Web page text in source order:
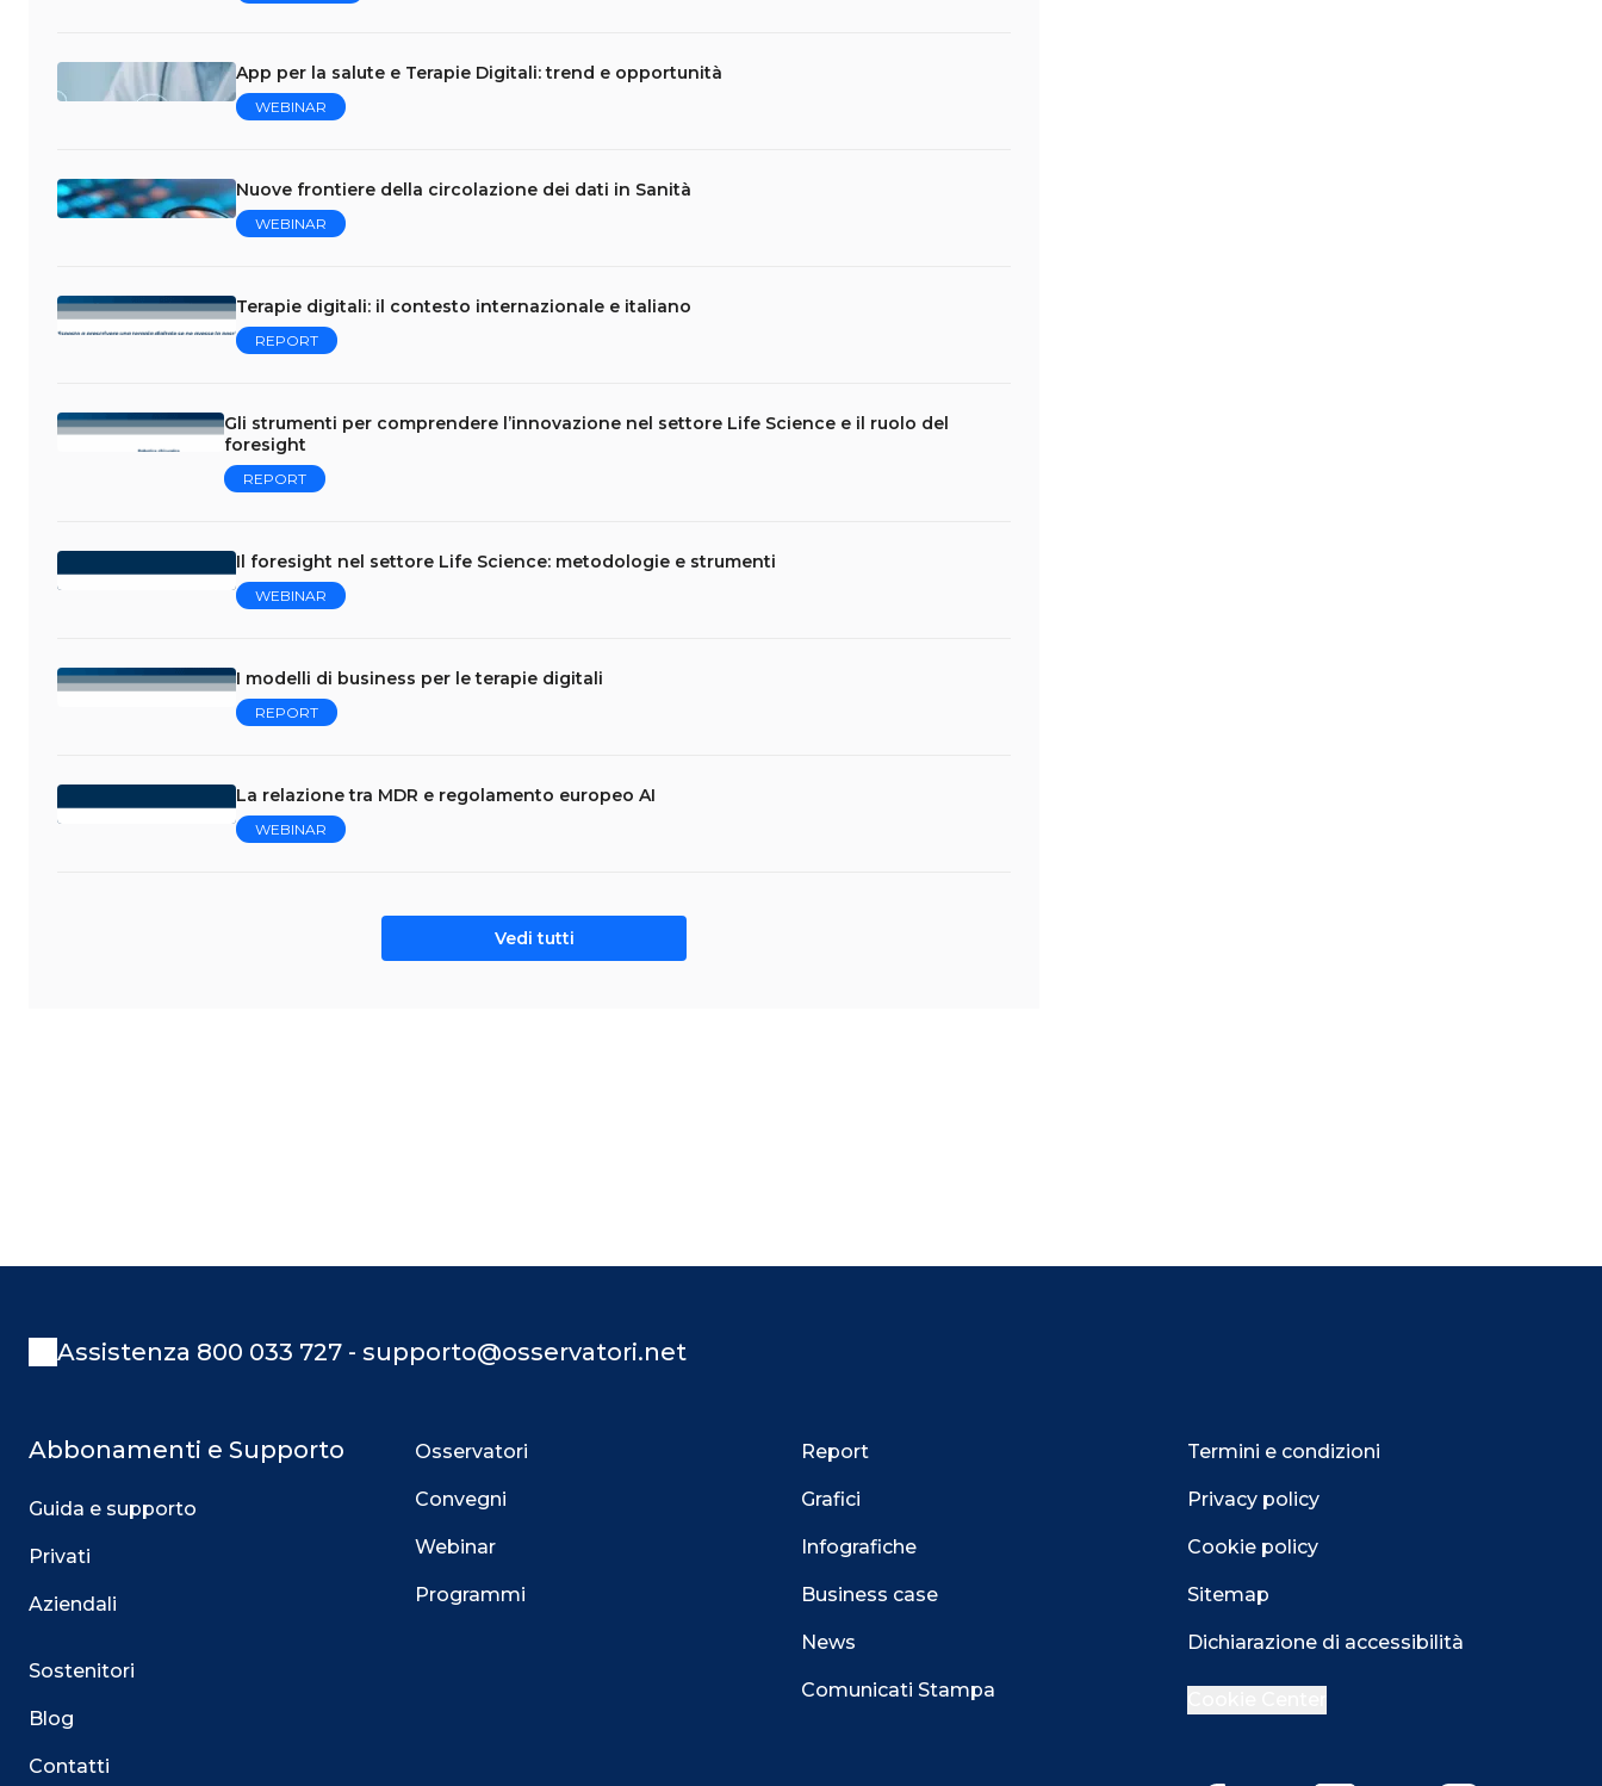
App per la salute e Terapie Digitali: trend e opportunità
WEBINAR
Nuove frontiere della circolazione dei dati in Sanità
WEBINAR
Terapie digitali: il contesto internazionale e italiano
REPORT
Gli strumenti per comprendere l’innovazione nel settore Life Science e il ruolo del
foresight
REPORT
Il foresight nel settore Life Science: metodologie e strumenti
WEBINAR
I modelli di business per le terapie digitali
REPORT
La relazione tra MDR e regolamento europeo AI
WEBINAR
Vedi tutti
Assistenza 800 033 727 - supporto@osservatori.net
Abbonamenti e Supporto
Guida e supporto
Privati
Aziendali
Sostenitori
Blog
Contatti
Osservatori
Convegni
Webinar
Programmi
Report
Grafici
Infografiche
Business case
News
Comunicati Stampa
Termini e condizioni
Privacy policy
Cookie policy
Sitemap
Dichiarazione di accessibilità